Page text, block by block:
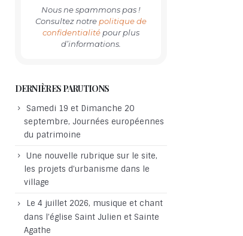
Nous ne spammons pas !
Consultez notre politique de
confidentialitépour plus
d’informations.
DERNIÈRES PARUTIONS
Samedi 19 et Dimanche 20
septembre, Journées européennes
du patrimoine
Une nouvelle rubrique sur le site,
les projets d’urbanisme dans le
village
Le 4 juillet 2026, musique et chant
dans l’église Saint Julien et Sainte
Agathe